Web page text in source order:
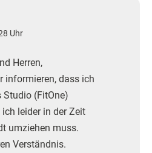
Uhr
Herren,
informieren, dass ich
Studio (FitOne)
leider in der Zeit
umziehen muss.
Verständnis.